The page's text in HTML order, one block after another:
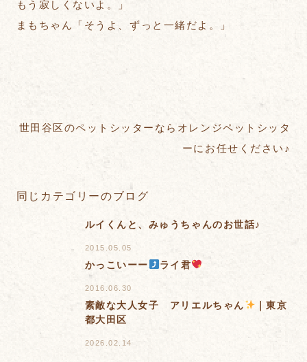
もう寂しくないよ。」
まもちゃん「そうよ、ずっと一緒だよ。」
世田谷区のペットシッターならオレンジペットシッタ
ーにお任せください♪
同じカテゴリーのブログ
ルイくんと、みゅうちゃんのお世話♪
2015.05.05
かっこいーー ライ君
2016.06.30
素敵な大人女子 アリエルちゃん
｜東京
都大田区
2026.02.14